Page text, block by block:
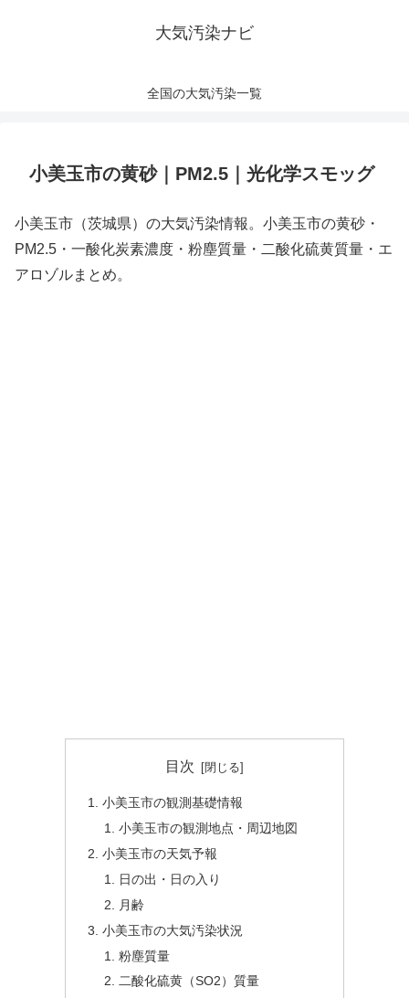
大気汚染ナビ
全国の大気汚染一覧
小美玉市の黄砂｜PM2.5｜光化学スモッグ
小美玉市（茨城県）の大気汚染情報。小美玉市の黄砂・
PM2.5・一酸化炭素濃度・粉塵質量・二酸化硫黄質量・エ
アロゾルまとめ。
目次
小美玉市の観測基礎情報
小美玉市の観測地点・周辺地図
小美玉市の天気予報
日の出・日の入り
月齢
小美玉市の大気汚染状況
粉塵質量
二酸化硫黄（SO2）質量